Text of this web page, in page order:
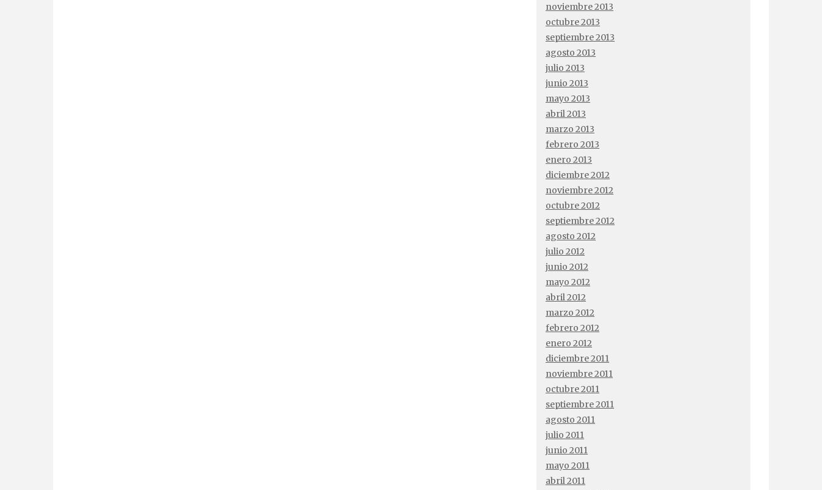
noviembre 2013
octubre 2013
septiembre 2013
agosto 2013
julio 2013
junio 2013
mayo 2013
abril 2013
marzo 2013
febrero 2013
enero 2013
diciembre 2012
noviembre 2012
octubre 2012
septiembre 2012
agosto 2012
julio 2012
junio 2012
mayo 2012
abril 2012
marzo 2012
febrero 2012
enero 2012
diciembre 2011
noviembre 2011
octubre 2011
septiembre 2011
agosto 2011
julio 2011
junio 2011
mayo 2011
abril 2011